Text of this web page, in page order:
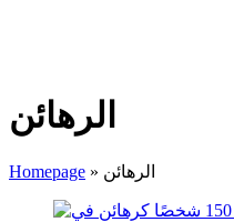
الرهائن
Homepage » الرهائن